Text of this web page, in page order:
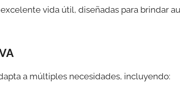
vida útil, diseñadas para brindar
a múltiples necesidades, incluyendo: